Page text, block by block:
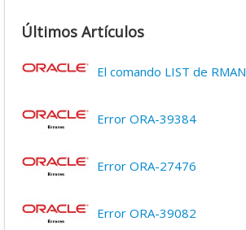
Últimos Artículos
El comando LIST de RMAN
Error ORA-39384
Error ORA-27476
Error ORA-39082